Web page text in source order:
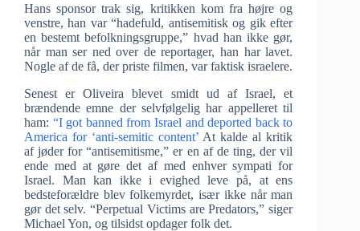
Hans sponsor trak sig, kritikken kom fra højre og
venstre, han var “hadefuld, antisemitisk og gik efter
en bestemt befolkningsgruppe,” hvad han ikke gør,
når man ser ned over de reportager, han har lavet.
Nogle af de få, der priste filmen, var faktisk israelere.
Senest er Oliveira blevet smidt ud af Israel, et
brændende emne der selvfølgelig har appelleret til
ham: “I got banned from Israel and deported back to
America for ‘anti-semitic content’ At kalde al kritik
af jøder for “antisemitisme,” er en af de ting, der vil
ende med at gøre det af med enhver sympati for
Israel. Man kan ikke i evighed leve på, at ens
bedsteforældre blev folkemyrdet, især ikke når man
gør det selv. “Perpetual Victims are Predators,” siger
Michael Yon, og tilsidst opdager folk det.